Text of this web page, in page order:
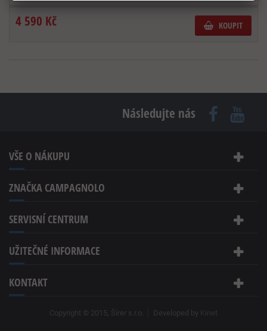
4 590 Kč KOUPIT
Následujte nás
VŠE O NÁKUPU
ZNAČKA CAMPAGNOLO
SERVISNÍ CENTRUM
UŽITEČNÉ INFORMACE
KONTAKT
Copyright © 2015, Šírer s.r.o. Developed by Kinet